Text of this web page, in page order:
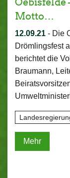
Motto…
12.09.21 - Die
Drömlingsfest
berichtet die
Braumann,
Mehr